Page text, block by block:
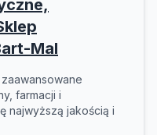
Mal
farmacji i
najwyższą jakością i